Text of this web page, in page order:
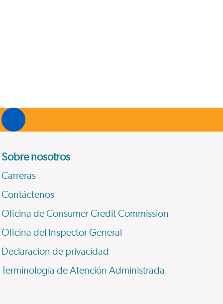
Sobre nosotros
Carreras
Contáctenos
Oficina de Consumer Credit Commission
Oficina del Inspector General
Declaracion de privacidad
Terminología de Atención Administrada